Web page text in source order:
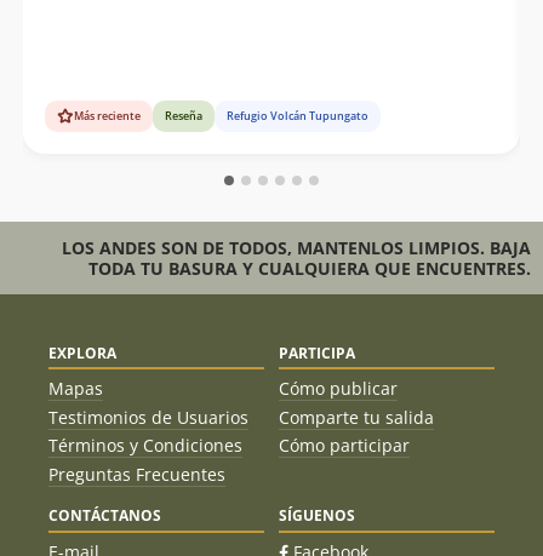
Más reciente Reseña Refugio Volcán Tupungato
LOS ANDES SON DE TODOS, MANTENLOS LIMPIOS. BAJA
TODA TU BASURA Y CUALQUIERA QUE ENCUENTRES.
EXPLORA
Mapas
Testimonios de Usuarios
Términos y Condiciones
Preguntas Frecuentes
PARTICIPA
Cómo publicar
Comparte tu salida
Cómo participar
CONTÁCTANOS SÍGUENOS